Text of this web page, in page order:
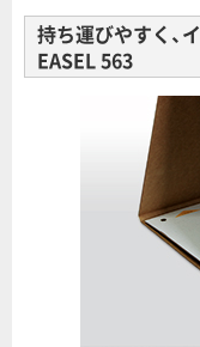
持ち運びやすく、
EASEL 563